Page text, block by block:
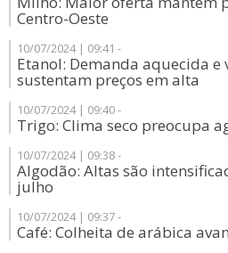
Centro-Oeste
10/07/2024 | 09:41 -
Etanol: Demanda aquecida e
sustentam preços em alta
10/07/2024 | 09:40 -
Trigo: Clima seco preocupa
10/07/2024 | 09:38 -
Algodão: Altas são
julho
10/07/2024 | 09:37 -
Café: Colheita de arábica